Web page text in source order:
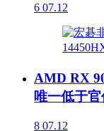
6 07.12
AMD RX
唯一低于
8 07.12